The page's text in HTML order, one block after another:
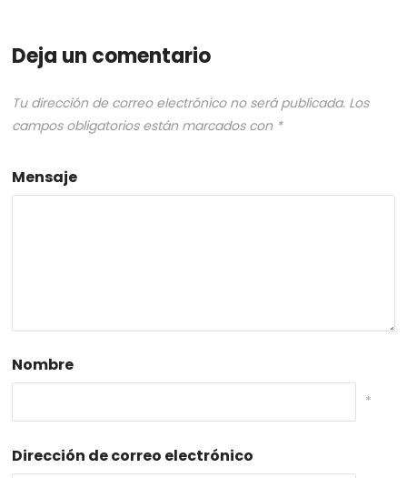
Deja un comentario
Tu dirección de correo electrónico no será publicada. Los
campos obligatorios están marcados con *
Mensaje
Nombre
*
Dirección de correo electrónico